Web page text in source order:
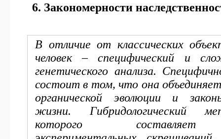
6. Закономерности
В отличие от классических
человек – специфический и
генетического анализа.
состоит в том, что она
органической эволюции и
жизни. Гибридологический
которого